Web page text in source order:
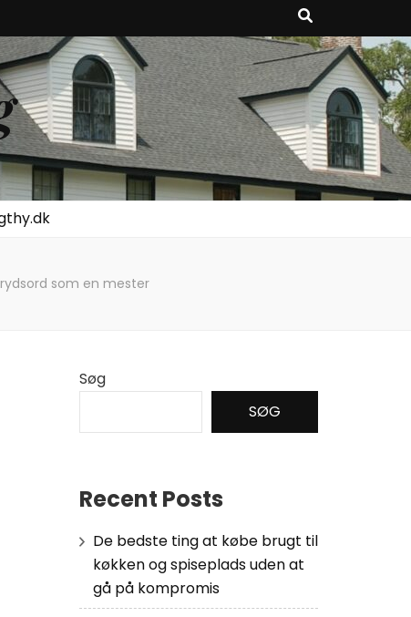
som en mester
Søg
SØG
Recent Posts
De bedste ting at købe brugt til
køkken og spiseplads uden at
gå på kompromis